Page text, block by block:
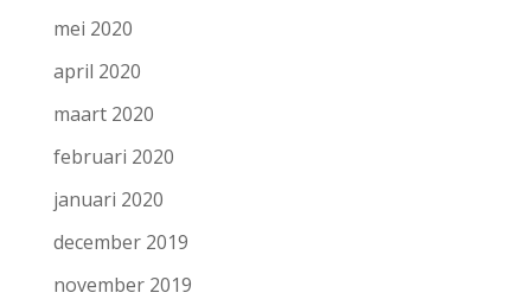
mei 2020
april 2020
maart 2020
februari 2020
januari 2020
december 2019
november 2019